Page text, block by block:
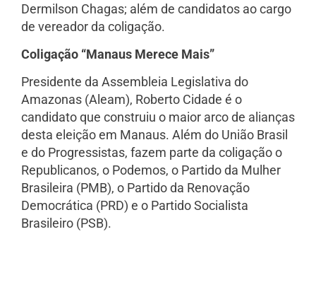
Dermilson Chagas; além de candidatos ao cargo
de vereador da coligação.
Coligação “Manaus Merece Mais”
Presidente da Assembleia Legislativa do
Amazonas (Aleam), Roberto Cidade é o
candidato que construiu o maior arco de alianças
desta eleição em Manaus. Além do União Brasil
e do Progressistas, fazem parte da coligação o
Republicanos, o Podemos, o Partido da Mulher
Brasileira (PMB), o Partido da Renovação
Democrática (PRD) e o Partido Socialista
Brasileiro (PSB).